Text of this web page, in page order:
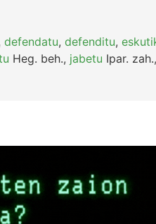
defendatu, defenditu,
Heg. beh., jabetu Ipar. zah.,